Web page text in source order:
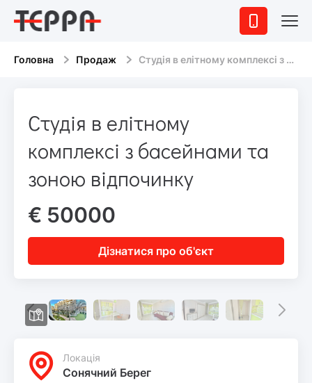
Головна Продаж Студія в елітному комплексі з басейнами та зоною відпочинку
Студія в елітному
комплексі з басейнами та
зоною відпочинку
€ 50000
Дізнатися про об'єкт
Локацiя
Сонячний Берег